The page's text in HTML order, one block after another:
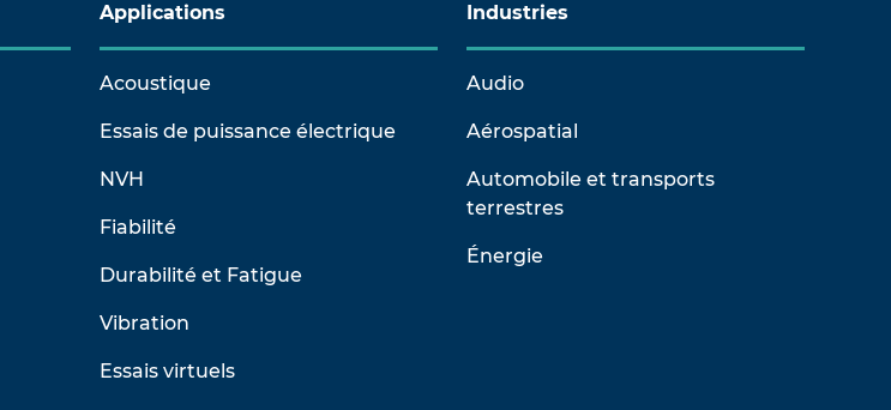
Applications
Acoustique
Essais de puissance électrique
NVH
Fiabilité
Durabilité et Fatigue
Vibration
Essais virtuels
Industries
Audio
Aérospatial
Automobile et transports
terrestres
Énergie